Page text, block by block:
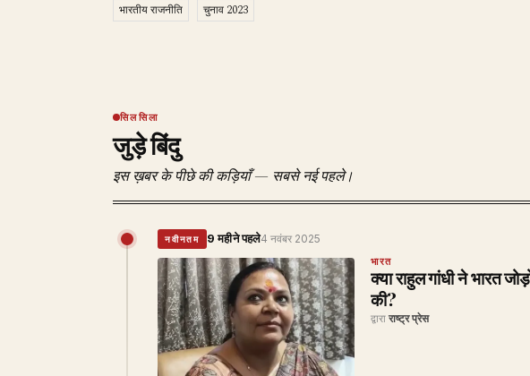
भारतीय राजनीति
चुनाव 2023
सिलसिला
जुड़े बिंदु
इस ख़बर के पीछे की कड़ियाँ — सबसे नई पहले।
नवीनतम 9 महीने पहले4 नवंबर 2025
भारत
क्या राहुल गांधी ने भारत
की?
द्वारा राष्ट्र प्रेस